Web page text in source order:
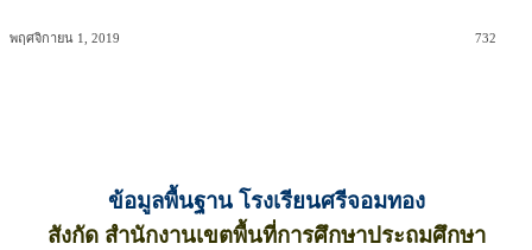
พฤศจิกายน 1, 2019 732
ข้อมูลพื้นฐาน โรงเรียนศรีจอมทอง
สังกัด สำนักงานเขตพื้นที่การศึกษาประถมศึกษา